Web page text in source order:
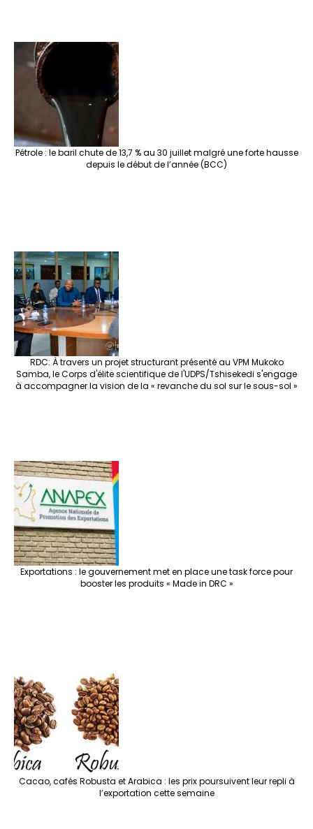
Pétrole : le baril chute de 13,7 % au 30 juillet malgré une forte hausse
depuis le début de l’année (BCC)
RDC: À travers un projet structurant présenté au VPM Mukoko
Samba, le Corps d'élite scientifique de l'UDPS/Tshisekedi s'engage
à accompagner la vision de la « revanche du sol sur le sous-sol »
Exportations : le gouvernement met en place une task force pour
booster les produits « Made in DRC »
Cacao, cafés Robusta et Arabica : les prix poursuivent leur repli à
l’exportation cette semaine